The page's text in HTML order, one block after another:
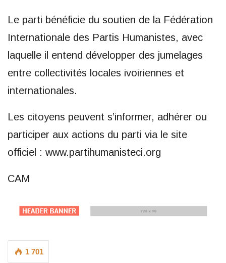
Le parti bénéficie du soutien de la Fédération
Internationale des Partis Humanistes, avec
laquelle il entend développer des jumelages
entre collectivités locales ivoiriennes et
internationales.
Les citoyens peuvent s’informer, adhérer ou
participer aux actions du parti via le site
officiel : www.partihumanisteci.org
CAM
1 701